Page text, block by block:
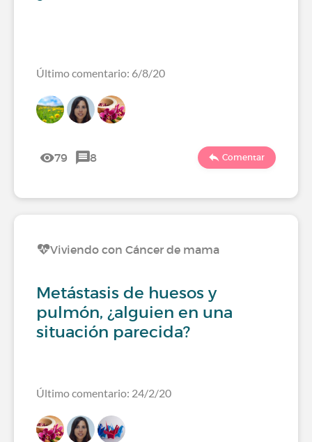
Último comentario: 6/8/20
79 8 Comentar
Viviendo con Cáncer de mama
Metástasis de huesos y
pulmón, ¿alguien en una
situación parecida?
Último comentario: 24/2/20